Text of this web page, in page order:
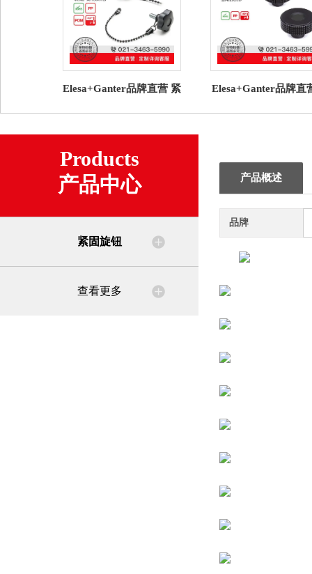
Elesa+Ganter品牌直营 紧
高科技聚合物
Elesa+Ganter品牌直
钮高科技聚合体(4)
Products
产品中心
紧固旋钮
查看更多
产品概述
品牌